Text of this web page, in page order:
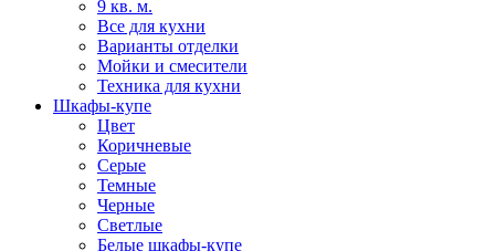
9 кв. м.
Все для кухни
Варианты отделки
Мойки и смесители
Техника для кухни
Шкафы-купе
Цвет
Коричневые
Серые
Темные
Черные
Светлые
Белые шкафы-купе